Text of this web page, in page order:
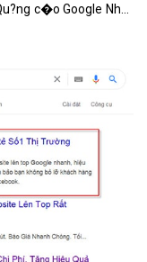
c�o Google Nh�